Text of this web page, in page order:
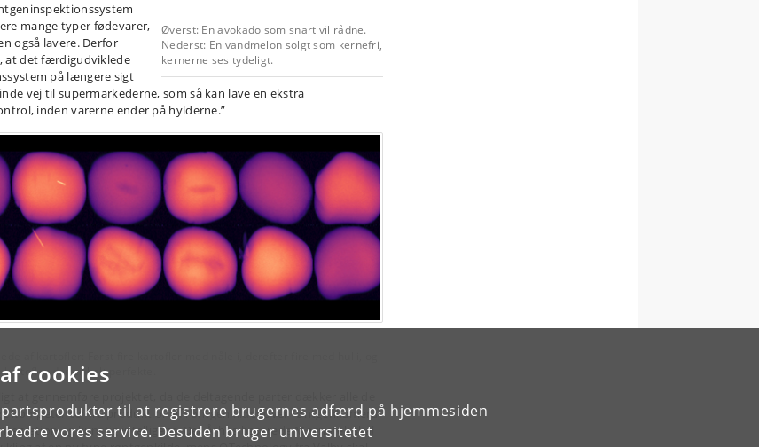
cookies
til at registrere brugernes adfærd på hjemmesiden
vores service. Desuden bruger universitetet
Øverst: En avokado som snart vil rådne.
Nederst: En vandmelon solgt som kernefri,
kernerne ses tydeligt.
mange typer fødevarer,
også lavere. Derfor
at det færdigudviklede
på længere sigt
vej til supermarkederne, som så kan lave en ekstra
inden varerne ender på hylderne.”
der er helt perfekte.
kompetencer fra produktion af røntgenkilder over røntgenkamera
og kunstig intelligens. Det Århus baserede Magnatek skal